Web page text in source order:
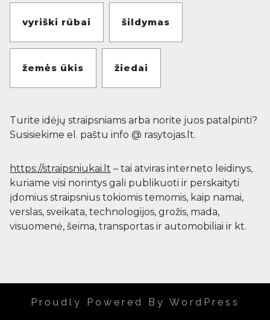
vyriški rūbai šildymas
žemės ūkis žiedai
Turite idėjų straipsniams arba norite juos patalpinti?
Susisiekime el. paštu info @ rasytojas.lt.
https://straipsniukai.lt – tai atviras interneto leidinys,
kuriame visi norintys gali publikuoti ir perskaityti
įdomius straipsnius tokiomis temomis, kaip namai,
verslas, sveikata, technologijos, grožis, mada,
visuomenė, šeima, transportas ir automobiliai ir kt.
Proudly Powered By WordPress